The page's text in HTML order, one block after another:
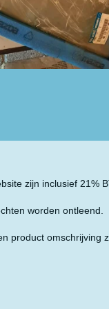
zijn inclusief 21%
worden ontleend.
product omschrijving